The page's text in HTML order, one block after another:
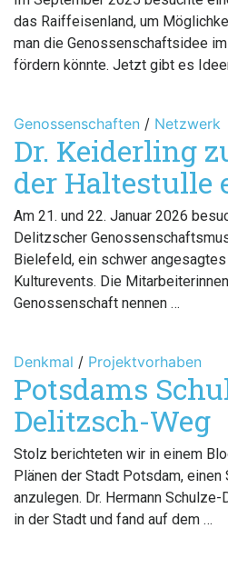
das Raiffeisenland, um
man die Genossenschaftsidee
fördern könnte. Jetzt gibt es
Genossenschaften / Netzwerk
Dr. Keiderling
der Haltestulle
Am 21. und 22. Januar 2026
Delitzscher
Bielefeld, ein schwer
Kulturevents. Die
Genossenschaft nennen …
Denkmal / Projektvorhaben
Potsdams
Delitzsch-Weg
Stolz berichteten wir in einem
Plänen der Stadt Potsdam,
anzulegen. Dr. Hermann
in der Stadt und fand auf dem …